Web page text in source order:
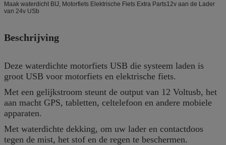
Maak waterdicht BIJ, Motorfiets Elektrische Fiets Extra Parts12v aan de Lader
van 24v USb
Beschrijving
Deze waterdichte motorfiets USB die systeem laden is
groot USB voor motorfiets en elektrische fiets.
Met een gelijkstroom steunt de output van 12 Voltusb, het
aan macht GPS, tabletten, celtelefoon en andere mobiele
apparaten.
Met waterdichte dekking, om uw lader en contactdoos
tegen de mist, het stof en de regen te beschermen.